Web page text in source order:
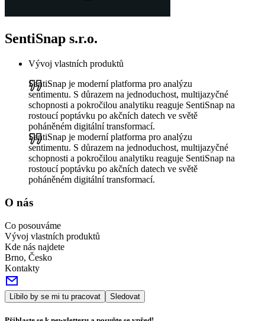
SentiSnap s.r.o.
Vývoj vlastních produktů
SentiSnap je moderní platforma pro analýzu
sentimentu. S důrazem na jednoduchost, multijazyčné
schopnosti a pokročilou analytiku reaguje SentiSnap na
rostoucí poptávku po akčních datech ve světě
poháněném digitální transformací.
SentiSnap je moderní platforma pro analýzu
sentimentu. S důrazem na jednoduchost, multijazyčné
schopnosti a pokročilou analytiku reaguje SentiSnap na
rostoucí poptávku po akčních datech ve světě
poháněném digitální transformací.
O nás
Co posouváme
Vývoj vlastních produktů
Kde nás najdete
Brno, Česko
Kontakty
Líbilo by se mi tu pracovat Sledovat